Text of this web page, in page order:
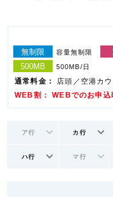
無制限 容量無制限
500MB 500MB/日
通常料金：
店頭／空港カ
WEB割： WEBでのお申込
ア行 カ行
ハ行 マ行